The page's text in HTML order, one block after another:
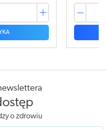
o zdrowiu